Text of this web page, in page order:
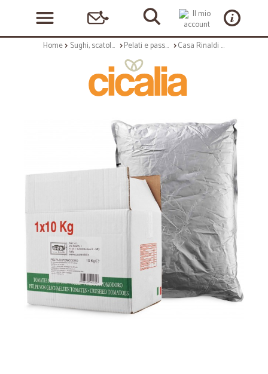
Home Sughi, scatolame e condimenti Pelati e passate, concentrati Casa Rinaldi polpa di pomodoro bag in box kg.10